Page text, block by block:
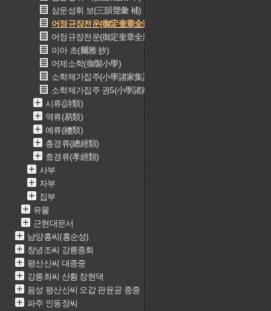
삼운성휘 보(三韻聲彙 補)
어정규장전운(御定奎章全韻)
어정규장전운(御定奎章全韻)
이아 초(爾雅 抄)
어제소학(御製小學)
소학제가집주(小學諸家集註)
소학제가집주 권5(小學諸家集註 卷5)
시류(詩類)
역류(易類)
예류(禮類)
총경류(總經類)
효경류(孝經類)
사부
자부
집부
유물
근현대문서
남양홍씨(홍순성)
창녕조씨 강릉종회
평산신씨 대종중
강릉최씨 산황 장현댁
음성 평산신씨 오갑 판윤공 종중
파주 인동장씨